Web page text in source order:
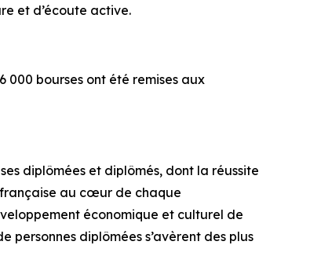
et d’écoute active.
000 bourses ont été remises aux
diplômées et diplômés, dont la réussite
au cœur de chaque
économique et culturel de
personnes diplômées s’avèrent des plus